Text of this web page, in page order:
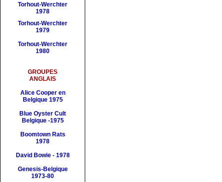
Torhout-Werchter
1978
Torhout-Werchter
1979
Torhout-Werchter
1980
GROUPES
ANGLAIS
Alice Cooper en
Belgique 1975
Blue Oyster Cult
Belgique -1975
Boomtown Rats
1978
David Bowie - 1978
Genesis-Belgique
1973-80